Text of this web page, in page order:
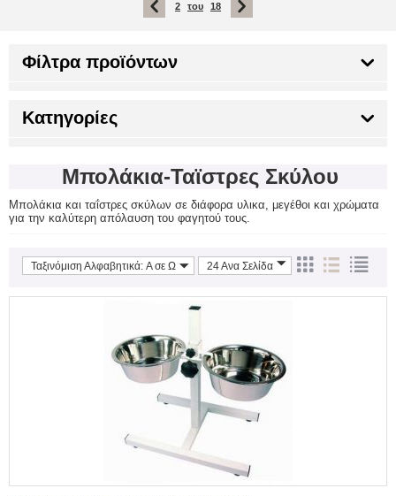
2 του 18
Φίλτρα προϊόντων
Κατηγορίες
Μπολάκια-Ταϊστρες Σκύλου
Μπολάκια και ταΐστρες σκύλων σε διάφορα υλικα, μεγέθοι και χρώματα
για την καλύτερη απόλαυση του φαγητού τους.
Ταξινόμιση Αλφαβητικά: A σε Ω 24 Ανα Σελίδα